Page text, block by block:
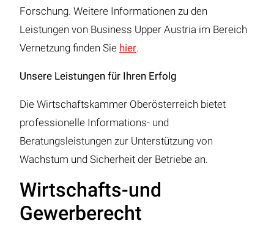
Forschung. Weitere Informationen zu den
Leistungen von Business Upper Austria im Bereich
Vernetzung finden Sie hier.
Unsere Leistungen für Ihren Erfolg
Die Wirtschaftskammer Oberösterreich bietet
professionelle Informations- und
Beratungsleistungen zur Unterstützung von
Wachstum und Sicherheit der Betriebe an.
Wirtschafts-und
Gewerberecht